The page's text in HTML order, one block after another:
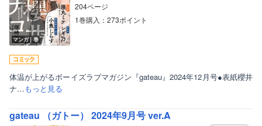
マンガ｜巻
204ページ
1巻購入：273ポイント
体温が上がるボーイズラブマガジン『gateau』2024年12月号●表紙櫻井
ナ…もっと見る
gateau （ガトー） 2024年9月号 ver.A